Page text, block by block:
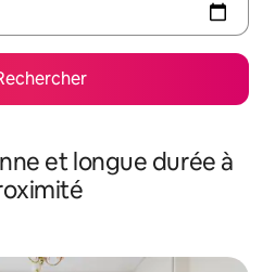
et longue durée à